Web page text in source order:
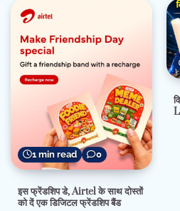
1 min read 0
इस फ्रेंडशिप डे, Airtel के साथ दोस्तों
को दें एक डिजिटल फ्रेंडशिप बैंड